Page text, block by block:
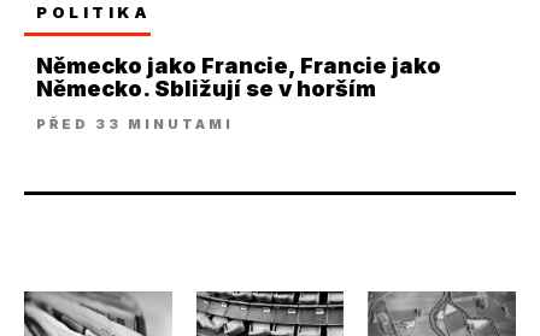
POLITIKA
Německo jako Francie, Francie jako
Německo. Sbližují se v horším
PŘED 33 MINUTAMI